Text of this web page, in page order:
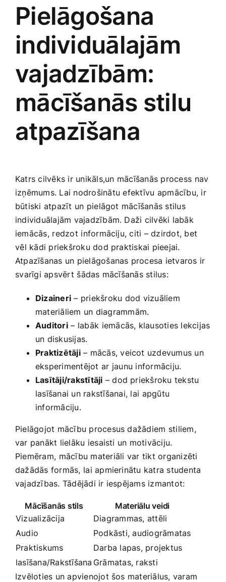
Pielāgošana
individuālajām
vajadzībām:
mācīšanās stilu
atpazīšana
Katrs cilvēks ir unikāls,un ⁢mācīšanās process⁣ nav​
izņēmums. Lai nodrošinātu⁢ efektīvu ⁤apmācību, ir
būtiski atpazīt⁤ un pielāgot mācīšanās stilus ​
individuālajām vajadzībām. Daži cilvēki labāk
iemācās, ⁤redzot ⁤informāciju, citi – dzirdot, bet
⁢vēl kādi priekšroku dod praktiskai pieejai.
Atpazīšanas un pielāgošanas procesa‌ ietvaros ir
⁣svarīgi apsvērt⁢ šādas mācīšanās stilus:
Dizaineri ‍– priekšroku‍ dod⁣ vizuāliem
materiāliem un diagrammām.
Auditori⁤– labāk⁢ iemācās, klausoties lekcijas
un‍ diskusijas.
Praktizētāji– mācās,​ veicot​ uzdevumus un
eksperimentējot ⁤ar ‌jaunu ⁢informāciju.
Lasītāji/rakstītāji – dod priekšroku tekstu
‍lasīšanai un rakstīšanai,⁢ lai ⁤apgūtu
‍informāciju.
Pielāgojot mācību‌ procesus dažādiem ⁢stiliem,
var panākt ‌lielāku ⁤iesaisti‌ un motivāciju.
Piemēram, ⁤mācību‌ materiāli var⁣ tikt organizēti
dažādās formās, ⁤lai apmierinātu katra studenta
vajadzības. ‍Tādējādi ir iespējams izmantot:
Mācīšanās stils
Materiālu veidi
Vizualizācija
Diagrammas,‍ attēli
Audio
Podkāsti, ​audiogrāmatas
Praktiskums
Darba‍ lapas, projektus
lasīšana/Rakstīšana Grāmatas, raksti
Izvēloties un‌ apvienojot šos materiālus, varam⁣